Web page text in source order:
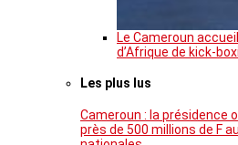
Le Cameroun
d’Afrique de kick-
Les plus lus
Cameroun : la présidence
près de 500 millions de F